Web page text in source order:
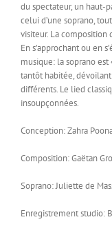
du spectateur, un haut-
celui d’une soprano,
visiteur. La composition
En s’approchant ou en
musique: la soprano
tantôt habitée,
différents. Le lied
insoupçonnées.
Conception: Zahra
Composition: Gaëtan
Soprano: Juliette de
Enregistrement studio: